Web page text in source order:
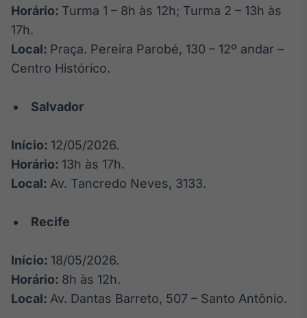
IA
Horário: Turma 1 – 8h às 12h; Turma 2 – 13h às
17h.
Local: Praça. Pereira Parobé, 130 – 12º andar –
Centro Histórico.
Salvador
Início: 12/05/2026.
Horário: 13h às 17h.
Local: Av. Tancredo Neves, 3133.
Recife
Início: 18/05/2026.
Horário: 8h às 12h.
Local: Av. Dantas Barreto, 507 – Santo Antônio.